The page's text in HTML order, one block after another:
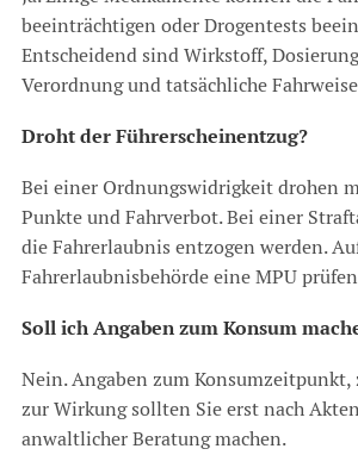
beeinträchtigen oder Drogentests
Entscheidend sind Wirkstoff,
Verordnung und tatsächliche
Droht der Führerscheinentzug?
Bei einer Ordnungswidrigkeit drohen
Punkte und Fahrverbot. Bei einer
die Fahrerlaubnis entzogen werden.
Fahrerlaubnisbehörde eine MPU
Soll ich Angaben zum Konsum
Nein. Angaben zum Konsumzeitpunkt,
zur Wirkung sollten Sie erst nach
anwaltlicher Beratung machen.